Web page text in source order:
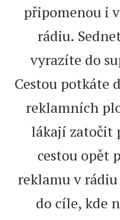
připomenou i
rádiu.
vyrazíte do
Cestou potkáte
reklamních
lákají zatočit
cestou opět
reklamu v
do cíle, kde